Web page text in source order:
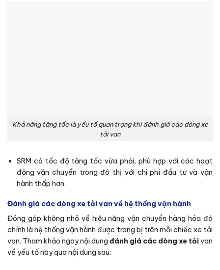
Khả năng tăng tốc là yếu tố quan trọng khi đánh giá các dòng xe
tải van
SRM có tốc độ tăng tốc vừa phải, phù hợp với các hoạt
động vận chuyển trong đô thị với chi phí đầu tư và vận
hành thấp hơn.
Đánh giá các dòng xe tải van về hệ thống vận hành
Đóng góp không nhỏ về hiệu năng vận chuyển hàng hóa đó
chính là hệ thống vận hành được trang bị trên mỗi chiếc xe tải
van. Tham khảo ngay nội dung đánh giá các dòng xe tảivan
về yếu tố này qua nội dung sau: